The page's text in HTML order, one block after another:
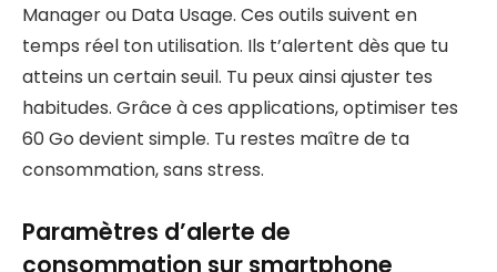
Manager ou Data Usage. Ces outils suivent en
temps réel ton utilisation. Ils t’alertent dès que tu
atteins un certain seuil. Tu peux ainsi ajuster tes
habitudes. Grâce à ces applications, optimiser tes
60 Go devient simple. Tu restes maître de ta
consommation, sans stress.
Paramètres d’alerte de
consommation sur smartphone